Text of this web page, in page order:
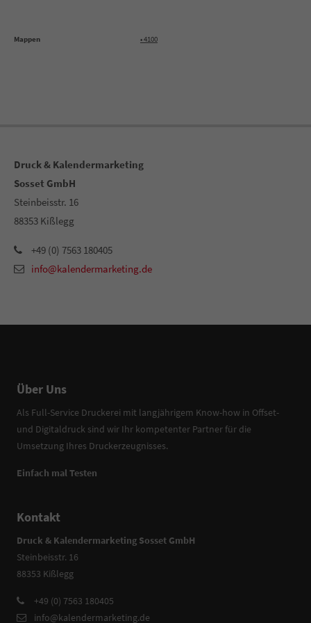
Mappen • 4100
Druck & Kalendermarketing
Sosset GmbH
Steinbeisstr. 16
88353 Kißlegg
+49 (0) 7563 180405
info@kalendermarketing.de
Über Uns
Als Full-Service Druckerei mit langjährigem Know-how in Offset-
und Digitaldruck sind wir Ihr kompetenter Partner für die
Umsetzung Ihres Druckerzeugnisses.
Einfach mal Testen
Kontakt
Druck & Kalendermarketing Sosset GmbH
Steinbeisstr. 16
88353 Kißlegg
+49 (0) 7563 180405
info@kalendermarketing.de